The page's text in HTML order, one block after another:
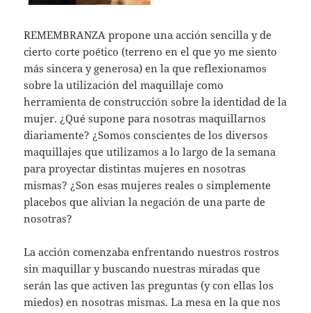
REMEMBRANZA propone una acción sencilla y de
cierto corte poético (terreno en el que yo me siento
más sincera y generosa) en la que reflexionamos
sobre la utilización del maquillaje como
herramienta de construcción sobre la identidad de la
mujer. ¿Qué supone para nosotras maquillarnos
diariamente? ¿Somos conscientes de los diversos
maquillajes que utilizamos a lo largo de la semana
para proyectar distintas mujeres en nosotras
mismas? ¿Son esas mujeres reales o simplemente
placebos que alivian la negación de una parte de
nosotras?
La acción comenzaba enfrentando nuestros rostros
sin maquillar y buscando nuestras miradas que
serán las que activen las preguntas (y con ellas los
miedos) en nosotras mismas. La mesa en la que nos